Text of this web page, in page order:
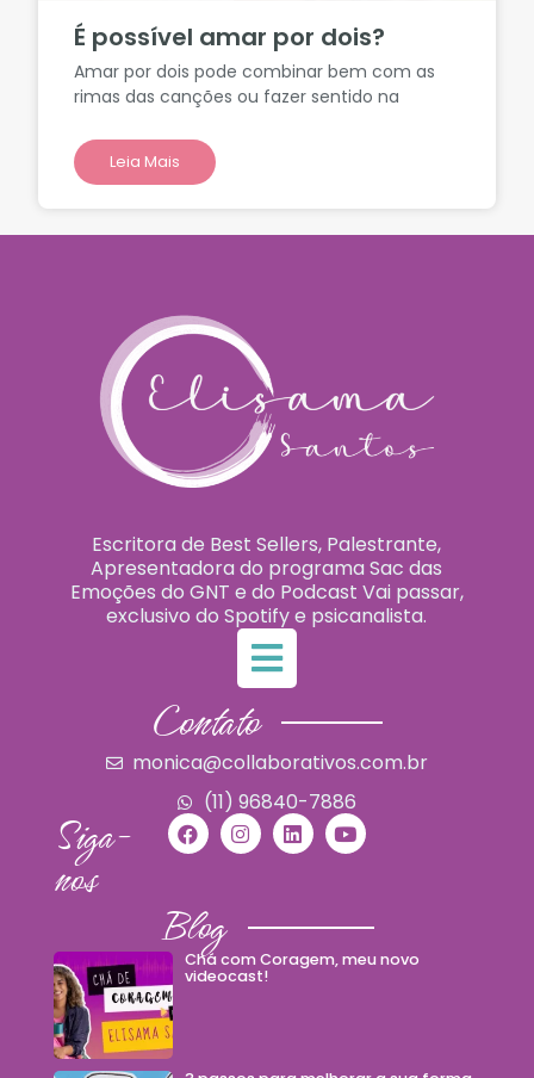
É possível amar por dois?
Amar por dois pode combinar bem com as
rimas das canções ou fazer sentido na
Leia Mais
Escritora de Best Sellers, Palestrante,
Apresentadora do programa Sac das
Emoções do GNT e do Podcast Vai passar,
exclusivo do Spotify e psicanalista.
Contato
monica@collaborativos.com.br
(11) 96840-7886
Siga-
nos
Blog
Chá com Coragem, meu novo
videocast!